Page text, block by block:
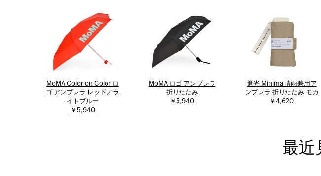
MoMA Color on Color ロ
ゴ アンブレラ レッド／ラ
イトブルー
￥5,940
MoMA ロゴ アンブレラ
折りたたみ
￥5,940
遮光 Minima 晴雨兼用ア
ンブレラ 折りたたみ モカ
￥4,620
最近